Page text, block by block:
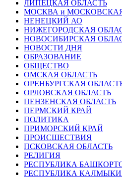
ЛИПЕЦКАЯ ОБЛАСТЬ
МОСКВА и
НЕНЕЦКИЙ АО
НИЖЕГОРОДСКАЯ
НОВОСИБИРСКАЯ
НОВОСТИ ДНЯ
ОБРАЗОВАНИЕ
ОБЩЕСТВО
ОМСКАЯ ОБЛАСТЬ
ОРЕНБУРГСКАЯ
ОРЛОВСКАЯ ОБЛАСТЬ
ПЕНЗЕНСКАЯ ОБЛАСТЬ
ПЕРМСКИЙ КРАЙ
ПОЛИТИКА
ПРИМОРСКИЙ КРАЙ
ПРОИСШЕСТВИЯ
ПСКОВСКАЯ ОБЛАСТЬ
РЕЛИГИЯ
РЕСПУБЛИКА
РЕСПУБЛИКА